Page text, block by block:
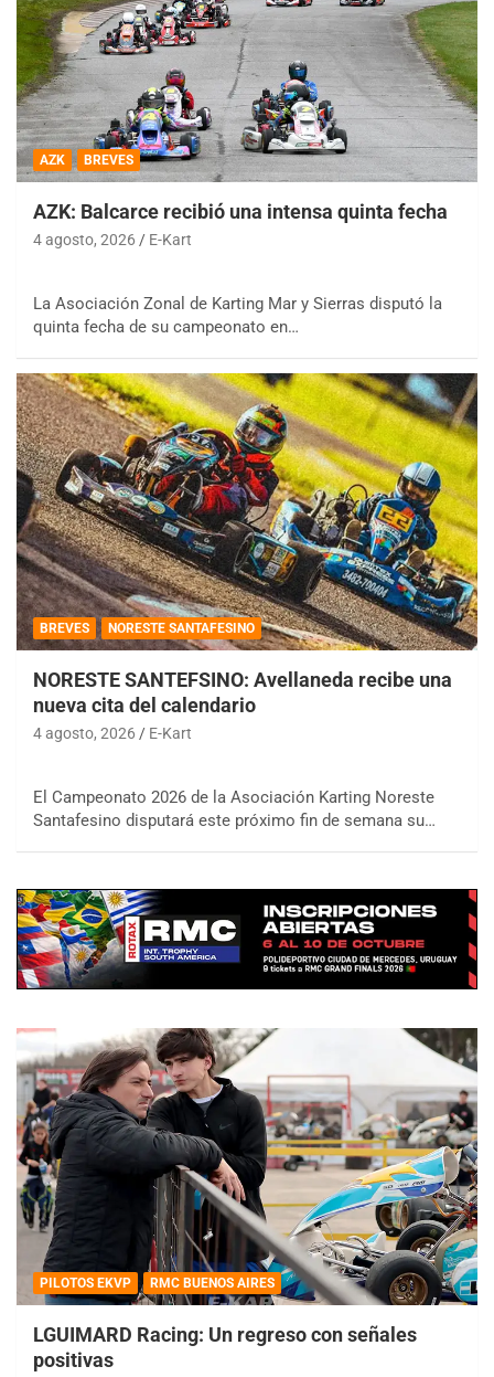
AZK BREVES
AZK: Balcarce recibió una intensa quinta fecha
4 agosto, 2026 E-Kart
La Asociación Zonal de Karting Mar y Sierras disputó la
quinta fecha de su campeonato en…
BREVES NORESTE SANTAFESINO
NORESTE SANTEFSINO: Avellaneda recibe una
nueva cita del calendario
4 agosto, 2026 E-Kart
El Campeonato 2026 de la Asociación Karting Noreste
Santafesino disputará este próximo fin de semana su…
PILOTOS EKVP RMC BUENOS AIRES
LGUIMARD Racing: Un regreso con señales
positivas